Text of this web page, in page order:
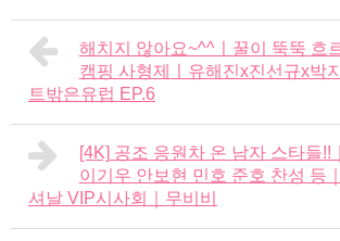
해치지 않아요~^^ㅣ꿀이 뚝뚝 흐
캠핑 사형제ㅣ유해진x진선규x박
트밖은유럽 EP.6
[4K] 공조 응원차 온 남자 스타들!!
이기우 안보현 민호 준호 찬성 등
셔날 VIP시사회｜무비비